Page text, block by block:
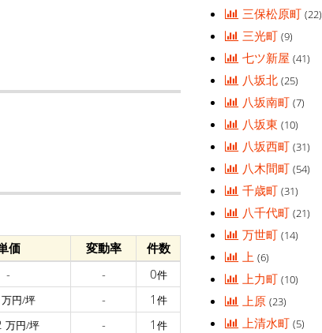
価 変動率
件数
- - 0件
万円/坪 - 1 件
万円/坪 - 1 件
三保松原町(22)
三光町(9)
七ツ新屋(41)
八坂北(25)
八坂南町(7)
八坂東(10)
八坂西町(31)
八木間町(54)
千歳町(31)
八千代町(21)
万世町(14)
上(6)
上力町(10)
上原(23)
上清水町(5)